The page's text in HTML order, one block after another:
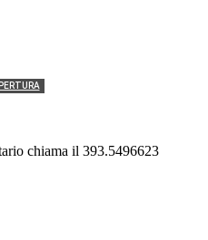
chiama il 393.5496623